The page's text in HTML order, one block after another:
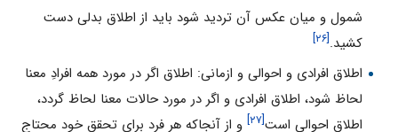
شمول و میان عکس آن تردید شود باید از اطلاق بدلی دست
کشید.[۲۶]
اطلاق افرادی و احوالی و ازمانی: اطلاق اگر در مورد همه افرادِ معنا
لحاظ شود، اطلاق افرادی و اگر در مورد حالات معنا لحاظ گردد،
اطلاق احوالی است[۲۷]
و از آنجاکه هر فرد برای تحقق خود محتاج